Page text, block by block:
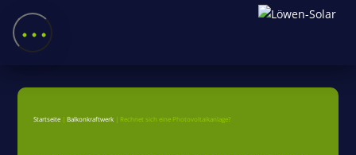
Startseite |Balkonkraftwerk | Rechnet sich eine Photovoltaikanlage?